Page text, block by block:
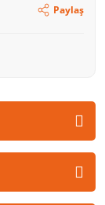
Paylaş